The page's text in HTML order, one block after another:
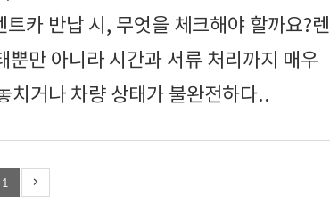
카 반납 시, 무엇을 체크해야 할까요?렌
만 아니라 시간과 서류 처리까지 매우
치거나 차량 상태가 불완전하다..
1